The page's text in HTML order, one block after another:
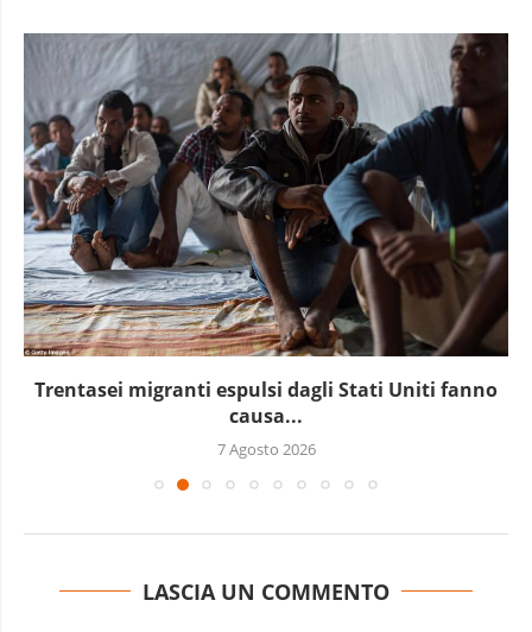
Marocco, la crescita non basta: l’analisi economica
dietro...
6 Agosto 2026
LASCIA UN COMMENTO